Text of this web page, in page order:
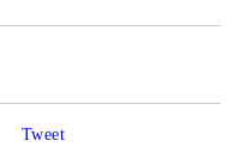
Tweet